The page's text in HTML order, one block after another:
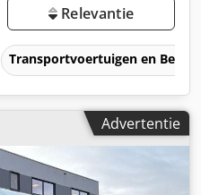
Relevantie
Transportvoertuigen en
Advertentie